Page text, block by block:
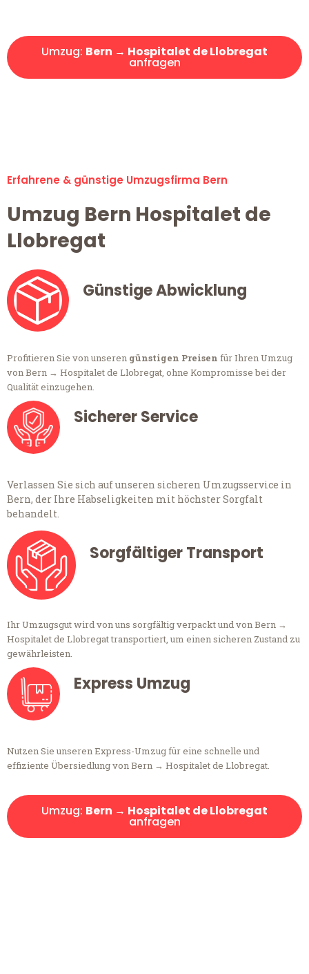
Umzug: Bern → Hospitalet de Llobregat
anfragen
Erfahrene & günstige Umzugsfirma Bern
Umzug Bern Hospitalet de
Llobregat
Günstige Abwicklung
Profitieren Sie von unseren günstigen Preisen für Ihren Umzug
von Bern → Hospitalet de Llobregat, ohne Kompromisse bei der
Qualität einzugehen.
Sicherer Service
Verlassen Sie sich auf unseren sicheren Umzugsservice in
Bern, der Ihre Habseligkeiten mit höchster Sorgfalt
behandelt.
Sorgfältiger Transport
Ihr Umzugsgut wird von uns sorgfältig verpackt und von Bern →
Hospitalet de Llobregat transportiert, um einen sicheren Zustand zu
gewährleisten.
Express Umzug
Nutzen Sie unseren Express-Umzug für eine schnelle und
effiziente Übersiedlung von Bern → Hospitalet de Llobregat.
Umzug: Bern → Hospitalet de Llobregat
anfragen